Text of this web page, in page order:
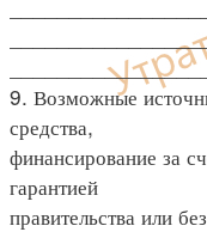
9. Возможные
средства,
финансирование за
гарантией
правительства или